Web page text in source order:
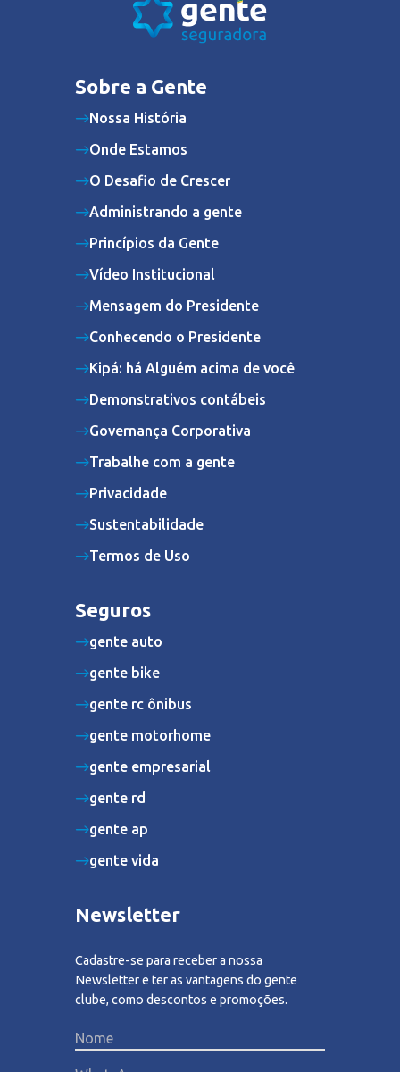
Sobre a Gente
Nossa História
Onde Estamos
O Desafio de Crescer
Administrando a gente
Princípios da Gente
Vídeo Institucional
Mensagem do Presidente
Conhecendo o Presidente
Kipá: há Alguém acima de você
Demonstrativos contábeis
Governança Corporativa
Trabalhe com a gente
Privacidade
Sustentabilidade
Termos de Uso
Seguros
gente auto
gente bike
gente rc ônibus
gente motorhome
gente empresarial
gente rd
gente ap
gente vida
Newsletter
Cadastre-se para receber a nossa
Newsletter e ter as vantagens do gente
clube, como descontos e promoções.